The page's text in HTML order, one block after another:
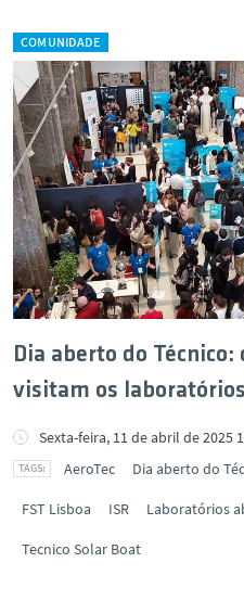
COMUNIDADE
Dia aberto do
visitam os laboratórios
Sexta-feira, 11 de abril de 2025
AeroTec
Dia aberto do
FST Lisboa ISR Laboratórios
Tecnico Solar Boat